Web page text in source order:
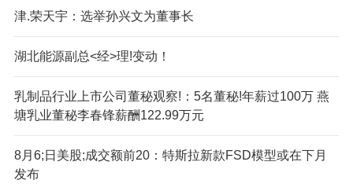
津.荣天宇：选举孙兴文为董事长
湖北能源副总<经>理!变动！
乳制品行业上市公司董秘观察!：5名董秘!年薪过100万 燕
塘乳业董秘李春锋薪酬122.99万元
8月6;日美股;成交额前20：特斯拉新款FSD模型或在下月
发布